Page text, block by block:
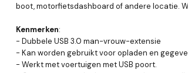
boot, motorfietsdashboard of andere locatie.
Kenmerken:
- Dubbele USB 3.0 man-vrouw-extensie
- Kan worden gebruikt voor opladen en
- Werkt met voertuigen met USB poort.